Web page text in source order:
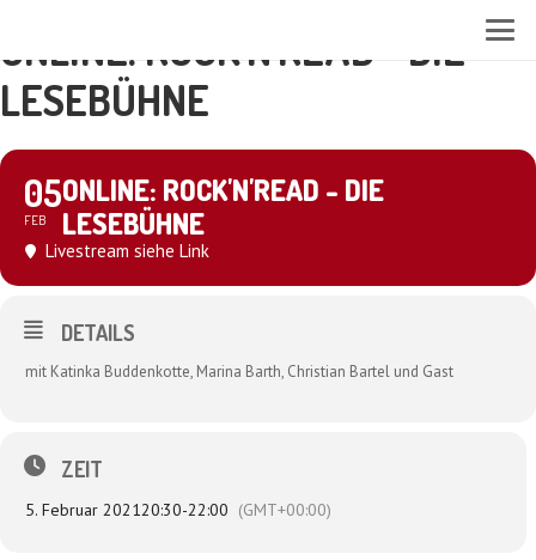
ONLINE: ROCK'N'READ - DIE
LESEBÜHNE
05
FEB
ONLINE: ROCK'N'READ - DIE
LESEBÜHNE
Livestream siehe Link
DETAILS
mit Katinka Buddenkotte, Marina Barth, Christian Bartel und Gast
ZEIT
5. Februar 202120:30-22:00 (GMT+00:00)